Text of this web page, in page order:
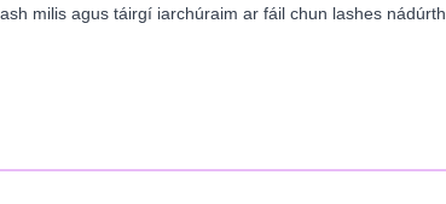
milis agus táirgí iarchúraim ar fáil chun lashes